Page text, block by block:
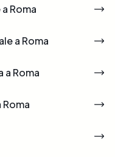
Roma
a Roma
a Roma